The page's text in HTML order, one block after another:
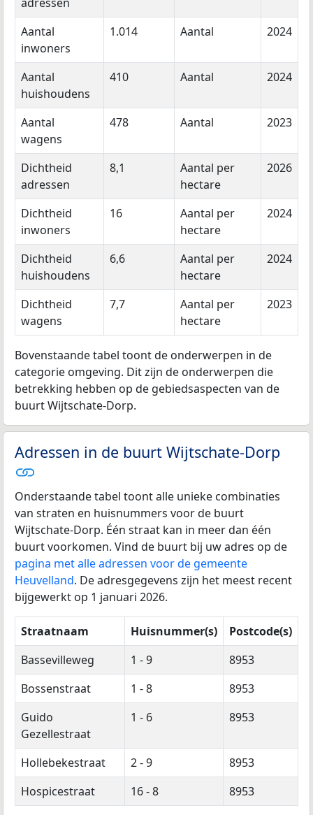
adressen
Aantal
inwoners
1.014 Aantal 2024
Aantal
huishoudens
410 Aantal 2024
Aantal
wagens
478 Aantal 2023
Dichtheid
adressen
8,1
Aantal per
hectare
2026
Dichtheid
inwoners
16
Aantal per
hectare
2024
Dichtheid
huishoudens
6,6
Aantal per
hectare
2024
Dichtheid
wagens
7,7
Aantal per
hectare
2023
Bovenstaande tabel toont de onderwerpen in de
categorie omgeving. Dit zijn de onderwerpen die
betrekking hebben op de gebiedsaspecten van de
buurt Wijtschate-Dorp.
Adressen in de buurt Wijtschate-Dorp
Onderstaande tabel toont alle unieke combinaties
van straten en huisnummers voor de buurt
Wijtschate-Dorp. Één straat kan in meer dan één
buurt voorkomen. Vind de buurt bij uw adres op de
pagina met alle adressen voor de gemeente
Heuvelland. De adresgegevens zijn het meest recent
bijgewerkt op 1 januari 2026.
Straatnaam Huisnummer(s)
Postcode(s)
Bassevilleweg
1 - 9
8953
Bossenstraat
1 - 8
8953
Guido
Gezellestraat
1 - 6 8953
Hollebekestraat 2 - 9
8953
Hospicestraat
16 - 8 8953